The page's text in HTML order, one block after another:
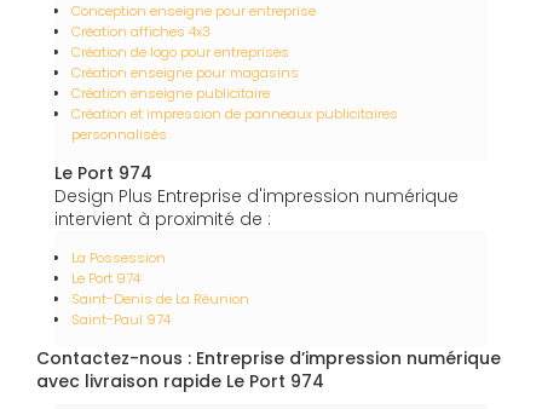
Conception enseigne pour entreprise
Création affiches 4x3
Création de logo pour entreprises
Création enseigne pour magasins
Création enseigne publicitaire
Création et impression de panneaux publicitaires
personnalisés
Le Port 974
Design Plus Entreprise d'impression numérique
intervient à proximité de :
La Possession
Le Port 974
Saint-Denis de La Réunion
Saint-Paul 974
Contactez-nous : Entreprise d’impression numérique
avec livraison rapide Le Port 974